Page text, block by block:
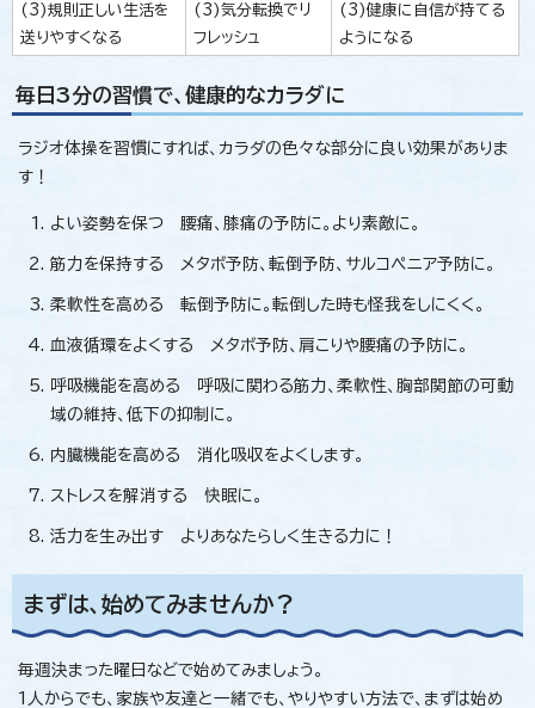
(3)規則正しい生活を
送りやすくなる
(3)気分転換でリ
フレッシュ
(3)健康に自信が持てる
ようになる
毎日3分の習慣で、健康的なカラダに
ラジオ体操を習慣にすれば、カラダの色々な部分に良い効果がありま
す！
よい姿勢を保つ 腰痛、膝痛の予防に。より素敵に。
筋力を保持する メタボ予防、転倒予防、サルコぺニア予防に。
柔軟性を高める 転倒予防に。転倒した時も怪我をしにくく。
血液循環をよくする メタボ予防、肩こりや腰痛の予防に。
呼吸機能を高める 呼吸に関わる筋力、柔軟性、胸部関節の可動
域の維持、低下の抑制に。
内臓機能を高める 消化吸収をよくします。
ストレスを解消する 快眠に。
活力を生み出す よりあなたらしく生きる力に！
まずは、始めてみませんか？
毎週決まった曜日などで始めてみましょう。
1人からでも、家族や友達と一緒でも、やりやすい方法で、まずは始め